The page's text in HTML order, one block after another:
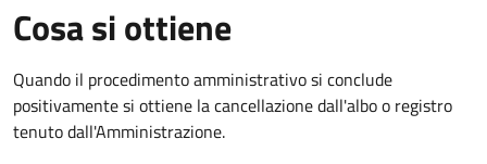
Cosa si ottiene
Quando il procedimento amministrativo si conclude
positivamente si ottiene la cancellazione dall'albo o registro
tenuto dall'Amministrazione.